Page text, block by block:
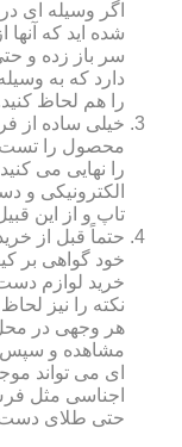
اگر وسیله ای
شده اید که
سر باز زده و
دارد که به
را هم لحاظ
خیلی ساده از
محصول را تست
را نهایی می
الکترونیکی و
تاپ و از این
حتماً قبل از
خود گواهی بر
خرید لوازم
نکته را نیز
هر وجهی در
مشاهده و سپس
ای می تواند
اجناسی مثل
حتی طلای دست